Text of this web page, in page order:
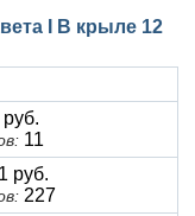
I В крыле 12
руб.
11
руб.
227